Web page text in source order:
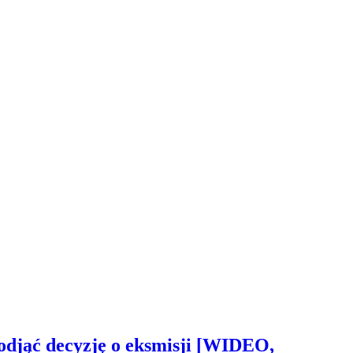
decyzję o eksmisji [WIDEO,